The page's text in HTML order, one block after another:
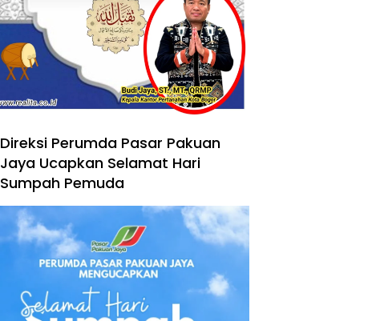
Direksi Perumda Pasar Pakuan
Jaya Ucapkan Selamat Hari
Sumpah Pemuda